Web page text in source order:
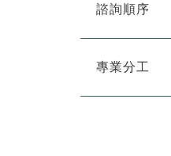
諮詢順序
專業分工